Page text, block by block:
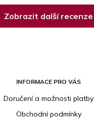
Zobrazit další recenze
INFORMACE PRO VÁS
Doručení a možnosti platby
Obchodní podmínky